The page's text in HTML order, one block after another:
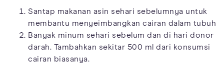
Santap makanan asin sehari sebelumnya untuk
membantu menyeimbangkan cairan dalam tubuh
Banyak minum sehari sebelum dan di hari donor
darah. Tambahkan sekitar 500 ml dari konsumsi
cairan biasanya.